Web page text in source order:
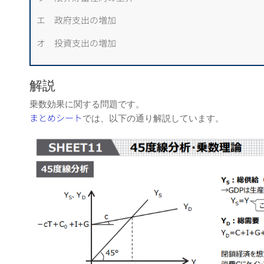
エ 政府支出の増加
オ 投資支出の増加
解説
乗数効果に関する問題です。
まとめシートでは、以下の通り解説しています。